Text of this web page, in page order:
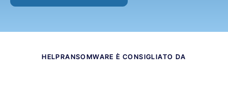
HELPRANSOMWARE È CONSIGLIATO DA​